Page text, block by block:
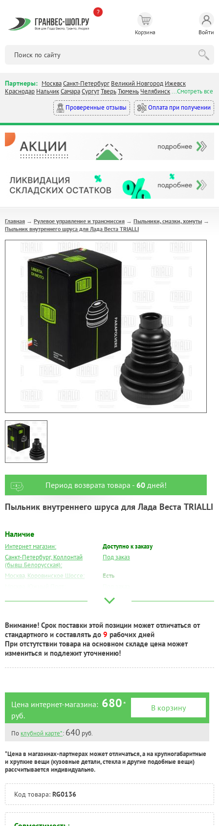
?
Корзина Войти
Партнеры: МоскваСанкт-Петербург Великий Новгород Ижевск
Краснодар НальчикСамараСургутТверьТюмень Челябинск...Смотреть все
Проверенные отзывы
Оплата при получении
Главная → Рулевое управление и трансмиссия → Пыльники, смазки, хомуты →
Пыльник внутреннего шруса для Лада Веста TRIALLI
Период возврата товара - 60дней!
Пыльник внутреннего шруса для Лада Веста TRIALLI
Наличие
Интернет магазин:
Доступно к заказу
Санкт-Петербург, Коллонтай
(бывш.Белорусская):
Под заказ
Москва, Коровинское Шоссе:
Есть
Под заказ
Самара:
Под заказ
Тверь:
Под заказ
Тюмень:
Под заказ
Внимание! Срок поставки этой позиции может отличаться от
стандартного и составлять до 9 рабочих дней
При отстутствии товара на основном складе цена может
измениться и подлежит уточнению!
Цена интернет-магазина: 680*
руб.
В корзину
По клубной карте*: 640 руб.
*Цена в магазинах-партнерах может отличаться, а на крупногабаритные
и хрупкие вещи (кузовные детали, стекла и другие подобные вещи)
рассчитывается индивидуально.
Код товара: RG0136